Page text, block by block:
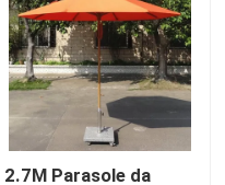
2.7M Parasole da